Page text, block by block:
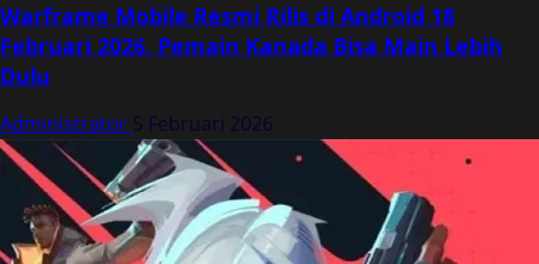
Warframe Mobile Resmi Rilis di Android 18
Februari 2026, Pemain Kanada Bisa Main Lebih
Dulu
Administrator 5 Februari 2026